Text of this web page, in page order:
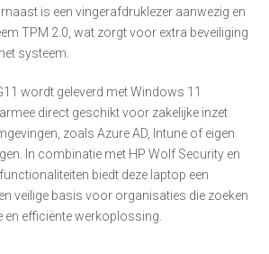
is een vingerafdruklezer aanwezig en
TPM 2.0, wat zorgt voor extra beveiliging
systeem.
wordt geleverd met Windows 11
direct geschikt voor zakelijke inzet
zoals Azure AD, Intune of eigen
In combinatie met HP Wolf Security en
biedt deze laptop een
veilige basis voor organisaties die zoeken
en efficiënte werkoplossing.